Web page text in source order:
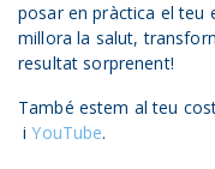
posar en pràctica el teu
millora la salut,
resultat sorprenent!
També estem al teu
iYouTube.